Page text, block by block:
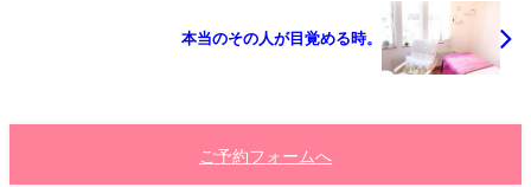
本当のその人が目覚める時。
ご予約フォームへ